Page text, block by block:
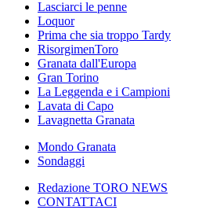
Lasciarci le penne
Loquor
Prima che sia troppo Tardy
RisorgimenToro
Granata dall'Europa
Gran Torino
La Leggenda e i Campioni
Lavata di Capo
Lavagnetta Granata
Mondo Granata
Sondaggi
Redazione TORO NEWS
CONTATTACI